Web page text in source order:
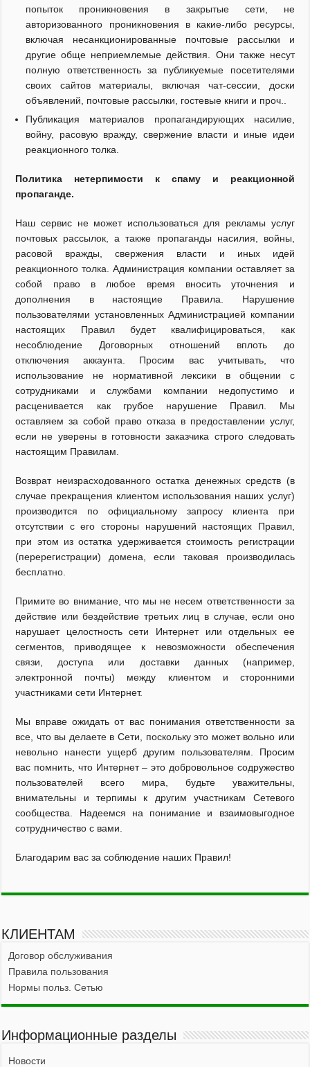
попыток проникновения в закрытые сети, не
авторизованного проникновения в какие-либо ресурсы,
включая несанкционированные почтовые рассылки и
другие обще неприемлемые действия. Они также несут
полную ответственность за публикуемые посетителями
своих сайтов материалы, включая чат-сессии, доски
объявлений, почтовые рассылки, гостевые книги и проч..
Публикация материалов пропагандирующих насилие,
войну, расовую вражду, свержение власти и иные идеи
реакционного толка.
Политика нетерпимости к спаму и реакционной
пропаганде.
Наш сервис не может использоваться для рекламы услуг
почтовых рассылок, а также пропаганды насилия, войны,
расовой вражды, свержения власти и иных идей
реакционного толка. Администрация компании оставляет за
собой право в любое время вносить уточнения и
дополнения в настоящие Правила. Нарушение
пользователями установленных Администрацией компании
настоящих Правил будет квалифицироваться, как
несоблюдение Договорных отношений вплоть до
отключения аккаунта. Просим вас учитывать, что
использование не нормативной лексики в общении с
сотрудниками и службами компании недопустимо и
расценивается как грубое нарушение Правил. Мы
оставляем за собой право отказа в предоставлении услуг,
если не уверены в готовности заказчика строго следовать
настоящим Правилам.
Возврат неизрасходованного остатка денежных средств (в
случае прекращения клиентом использования наших услуг)
производится по официальному запросу клиента при
отсутствии с его стороны нарушений настоящих Правил,
при этом из остатка удерживается стоимость регистрации
(перерегистрации) домена, если таковая производилась
бесплатно.
Примите во внимание, что мы не несем ответственности за
действие или бездействие третьих лиц в случае, если оно
нарушает целостность сети Интернет или отдельных ее
сегментов, приводящее к невозможности обеспечения
связи, доступа или доставки данных (например,
электронной почты) между клиентом и сторонними
участниками сети Интернет.
Мы вправе ожидать от вас понимания ответственности за
все, что вы делаете в Сети, поскольку это может вольно или
невольно нанести ущерб другим пользователям. Просим
вас помнить, что Интернет – это добровольное содружество
пользователей всего мира, будьте уважительны,
внимательны и терпимы к другим участникам Сетевого
сообщества. Надеемся на понимание и взаимовыгодное
сотрудничество с вами.
Благодарим вас за соблюдение наших Правил!
КЛИЕНТАМ
Договор обслуживания
Правила пользования
Нормы польз. Сетью
Информационные разделы
Новости